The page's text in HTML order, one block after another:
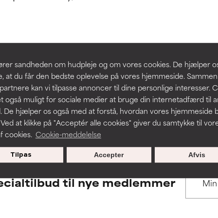
sandheden om hudpleje og om vores cookies. De hjælper
at du får den bedste oplevelse på vores hjemmeside.
kan vi tilpasse annoncer til dine personlige interesser.
også muligt for sociale medier at bruge din internetadfærd til
De hjælper os også med at forstå, hvordan vores hjemmeside
at klikke på "Acceptér alle cookies" giver du samtykke til
cookies. Cookie-meddelelse
Tilpas Afvis
Accepter
BACK TO SEARCH
to assess ingredients in this dictionary. Regulations
men kan have kosmetiske, stabilitetsmæssige eller
anvendelighed.
irritation. Risikoen øges, når det kombineres med andre
inflammation, tørhed osv. Kan være en fordel i nogle
påvist, at ingrediensen gør mere skade end gavn.
men kan have kosmetiske, stabilitetsmæssige eller
anvendelighed.
irritation. Risikoen øges, når det kombineres med andre
inflammation, tørhed osv. Kan være en fordel i nogle
påvist, at ingrediensen gør mere skade end gavn.
til nye medlemmer